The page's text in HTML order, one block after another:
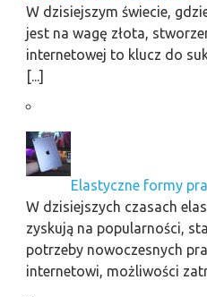
W dzisiejszym świecie,
jest na wagę złota,
internetowej to klucz do
[...]
Elastyczne formy
W dzisiejszych czasach
zyskują na popularności,
potrzeby nowoczesnych
internetowi, możliwości